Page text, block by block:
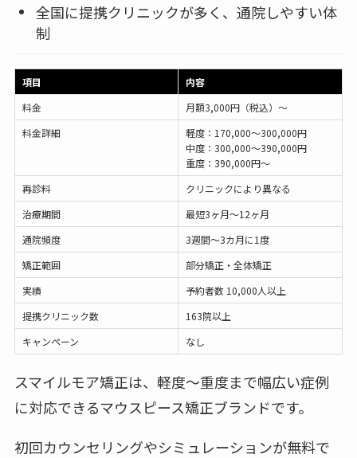
全国に提携クリニックが多く、通院しやすい体
制
項目
内容
料金
月額3,000円（税込）〜
料金詳細
軽度：170,000〜300,000円
中度：300,000〜390,000円
重度：390,000円〜
再診料
クリニックにより異なる
治療期間
最短3ヶ月〜12ヶ月
通院頻度
3週間〜3カ月に1度
矯正範囲
部分矯正・全体矯正
実績
予約者数 10,000人以上
提携クリニック数
163院以上
キャンペーン
なし
スマイルモア矯正は、軽度〜重度まで幅広い症例
に対応できるマウスピース矯正ブランドです。
初回カウンセリングやシミュレーションが無料で